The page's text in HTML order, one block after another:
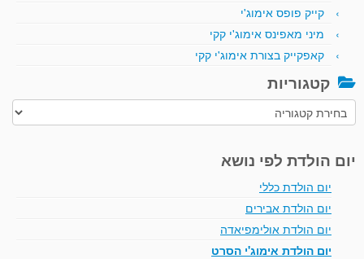
קייק פופס אימוג'י
מיני מאפינס אימוג'י קקי
קאפקייק בצורת אימוג'י קקי
קטגוריות
קטגוריות
יום הולדת לפי נושא
יום הולדת כללי
יום הולדת אבירים
יום הולדת אולימפיאדה
יום הולדת אימוג'י הסרט